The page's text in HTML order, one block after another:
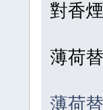
對香
薄荷
薄荷